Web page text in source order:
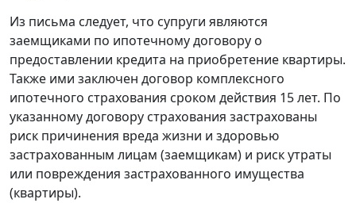
Из письма следует, что супруги являются
заемщиками по ипотечному договору о
предоставлении кредита на приобретение квартиры.
Также ими заключен договор комплексного
ипотечного страхования сроком действия 15 лет. По
указанному договору страхования застрахованы
риск причинения вреда жизни и здоровью
застрахованным лицам (заемщикам) и риск утраты
или повреждения застрахованного имущества
(квартиры).